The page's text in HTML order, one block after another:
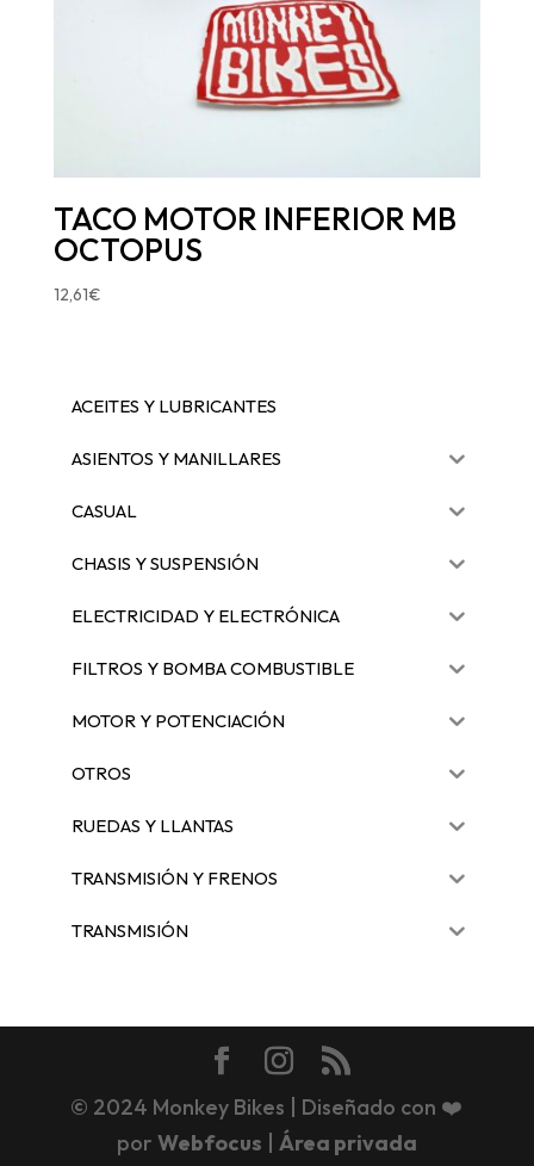
TACO MOTOR INFERIOR MB
OCTOPUS
12,61€
ACEITES Y LUBRICANTES
ASIENTOS Y MANILLARES
CASUAL
CHASIS Y SUSPENSIÓN
ELECTRICIDAD Y ELECTRÓNICA
FILTROS Y BOMBA COMBUSTIBLE
MOTOR Y POTENCIACIÓN
OTROS
RUEDAS Y LLANTAS
TRANSMISIÓN Y FRENOS
TRANSMISIÓN
© 2024 Monkey Bikes | Diseñado con ❤️
por Webfocus Área privada